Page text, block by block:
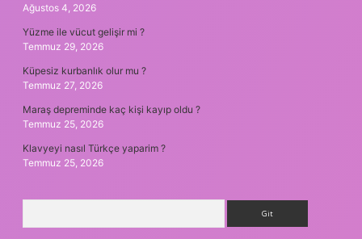
Ağustos 4, 2026
Yüzme ile vücut gelişir mi ?
Temmuz 29, 2026
Küpesiz kurbanlık olur mu ?
Temmuz 27, 2026
Maraş depreminde kaç kişi kayıp oldu ?
Temmuz 25, 2026
Klavyeyi nasıl Türkçe yaparim ?
Temmuz 25, 2026